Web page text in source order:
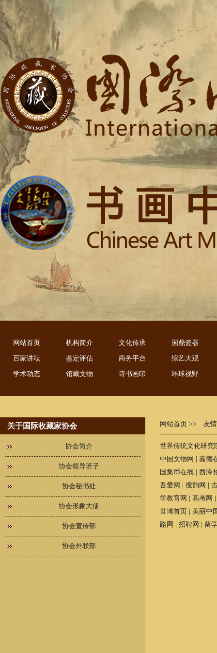
网站首页 机构简介 文化传承 国鼎瓷器
百家讲坛 鉴定评估 商务平台 综艺大观
学术动态 馆藏文物 诗书画印 环球视野
关于国际收藏家协会
协会简介
协会领导班子
协会秘书处
协会形象大使
协会宣传部
协会外联部
网站首页 >> 友情
世界传统文化研究
中国文物网
嘉德
国集币在线
西泠
吾爱网
搜韵网
学教育网
高考网
世博首页
美丽中
路网
招聘网 留